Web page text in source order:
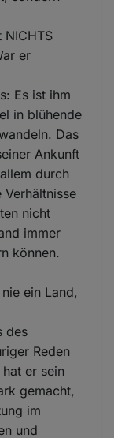
er
Es ist ihm
in blühende
Das
Ankunft
durch
nicht
immer
können.
ein Land,
des
Reden
er sein
gemacht,
im
und